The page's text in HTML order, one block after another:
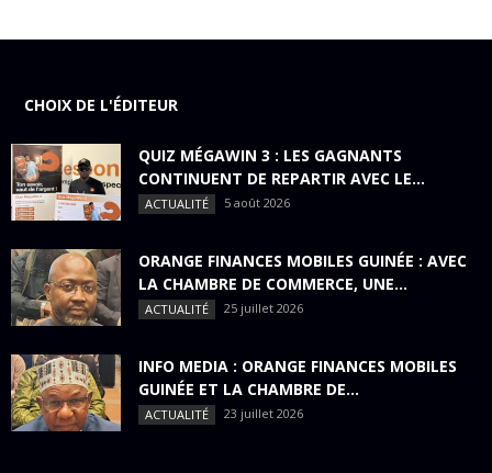
CHOIX DE L'ÉDITEUR
QUIZ MÉGAWIN 3 : LES GAGNANTS
CONTINUENT DE REPARTIR AVEC LE...
ACTUALITÉ 5 août 2026
ORANGE FINANCES MOBILES GUINÉE : AVEC
LA CHAMBRE DE COMMERCE, UNE...
ACTUALITÉ 25 juillet 2026
INFO MEDIA : ORANGE FINANCES MOBILES
GUINÉE ET LA CHAMBRE DE...
ACTUALITÉ 23 juillet 2026